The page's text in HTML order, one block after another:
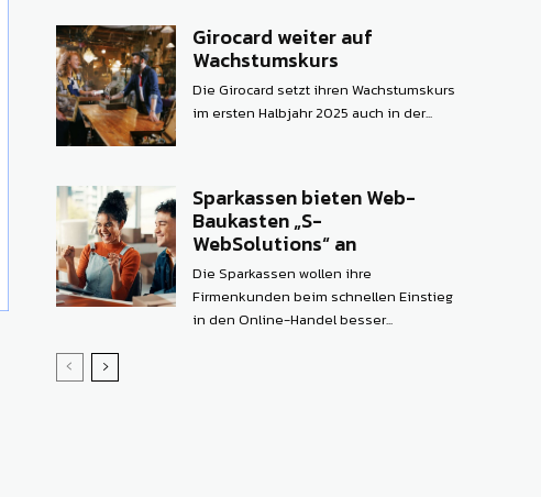
Girocard weiter auf
Wachstumskurs
Die Girocard setzt ihren Wachstumskurs
im ersten Halbjahr 2025 auch in der...
Sparkassen bieten Web-
Baukasten „S-
WebSolutions“ an
Die Sparkassen wollen ihre
Firmenkunden beim schnellen Einstieg
in den Online-Handel besser...